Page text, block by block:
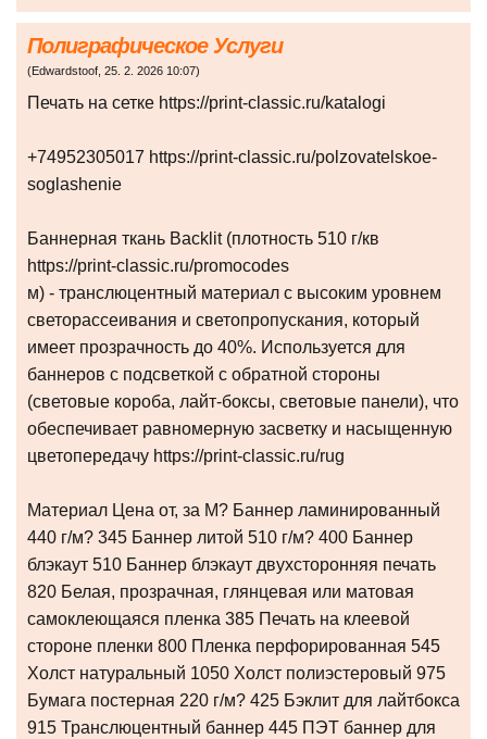
Полиграфическое Услуги
(Edwardstoof, 25. 2. 2026 10:07)
Печать на сетке https://print-classic.ru/katalogi
+74952305017 https://print-classic.ru/polzovatelskoe-
soglashenie
Баннерная ткань Backlit (плотность 510 г/кв
https://print-classic.ru/promocodes
м) - транслюцентный материал с высоким уровнем
светорассеивания и светопропускания, который
имеет прозрачность до 40%. Используется для
баннеров с подсветкой с обратной стороны
(световые короба, лайт-боксы, световые панели), что
обеспечивает равномерную засветку и насыщенную
цветопередачу https://print-classic.ru/rug
Материал Цена от, за М? Баннер ламинированный
440 г/м? 345 Баннер литой 510 г/м? 400 Баннер
блэкаут 510 Баннер блэкаут двухсторонняя печать
820 Белая, прозрачная, глянцевая или матовая
самоклеющаяся пленка 385 Печать на клеевой
стороне пленки 800 Пленка перфорированная 545
Холст натуральный 1050 Холст полиэстеровый 975
Бумага постерная 220 г/м? 425 Бэклит для лайтбокса
915 Транслюцентный баннер 445 ПЭТ баннер для